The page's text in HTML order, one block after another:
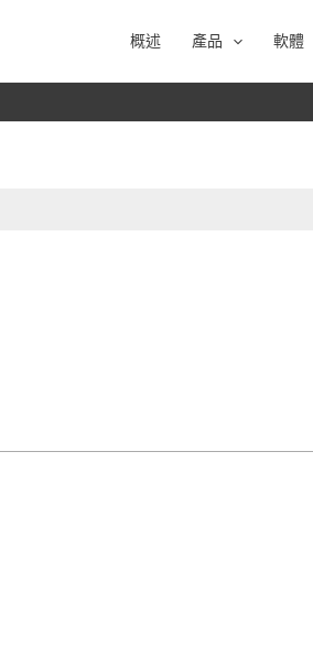
概述 產品 軟體